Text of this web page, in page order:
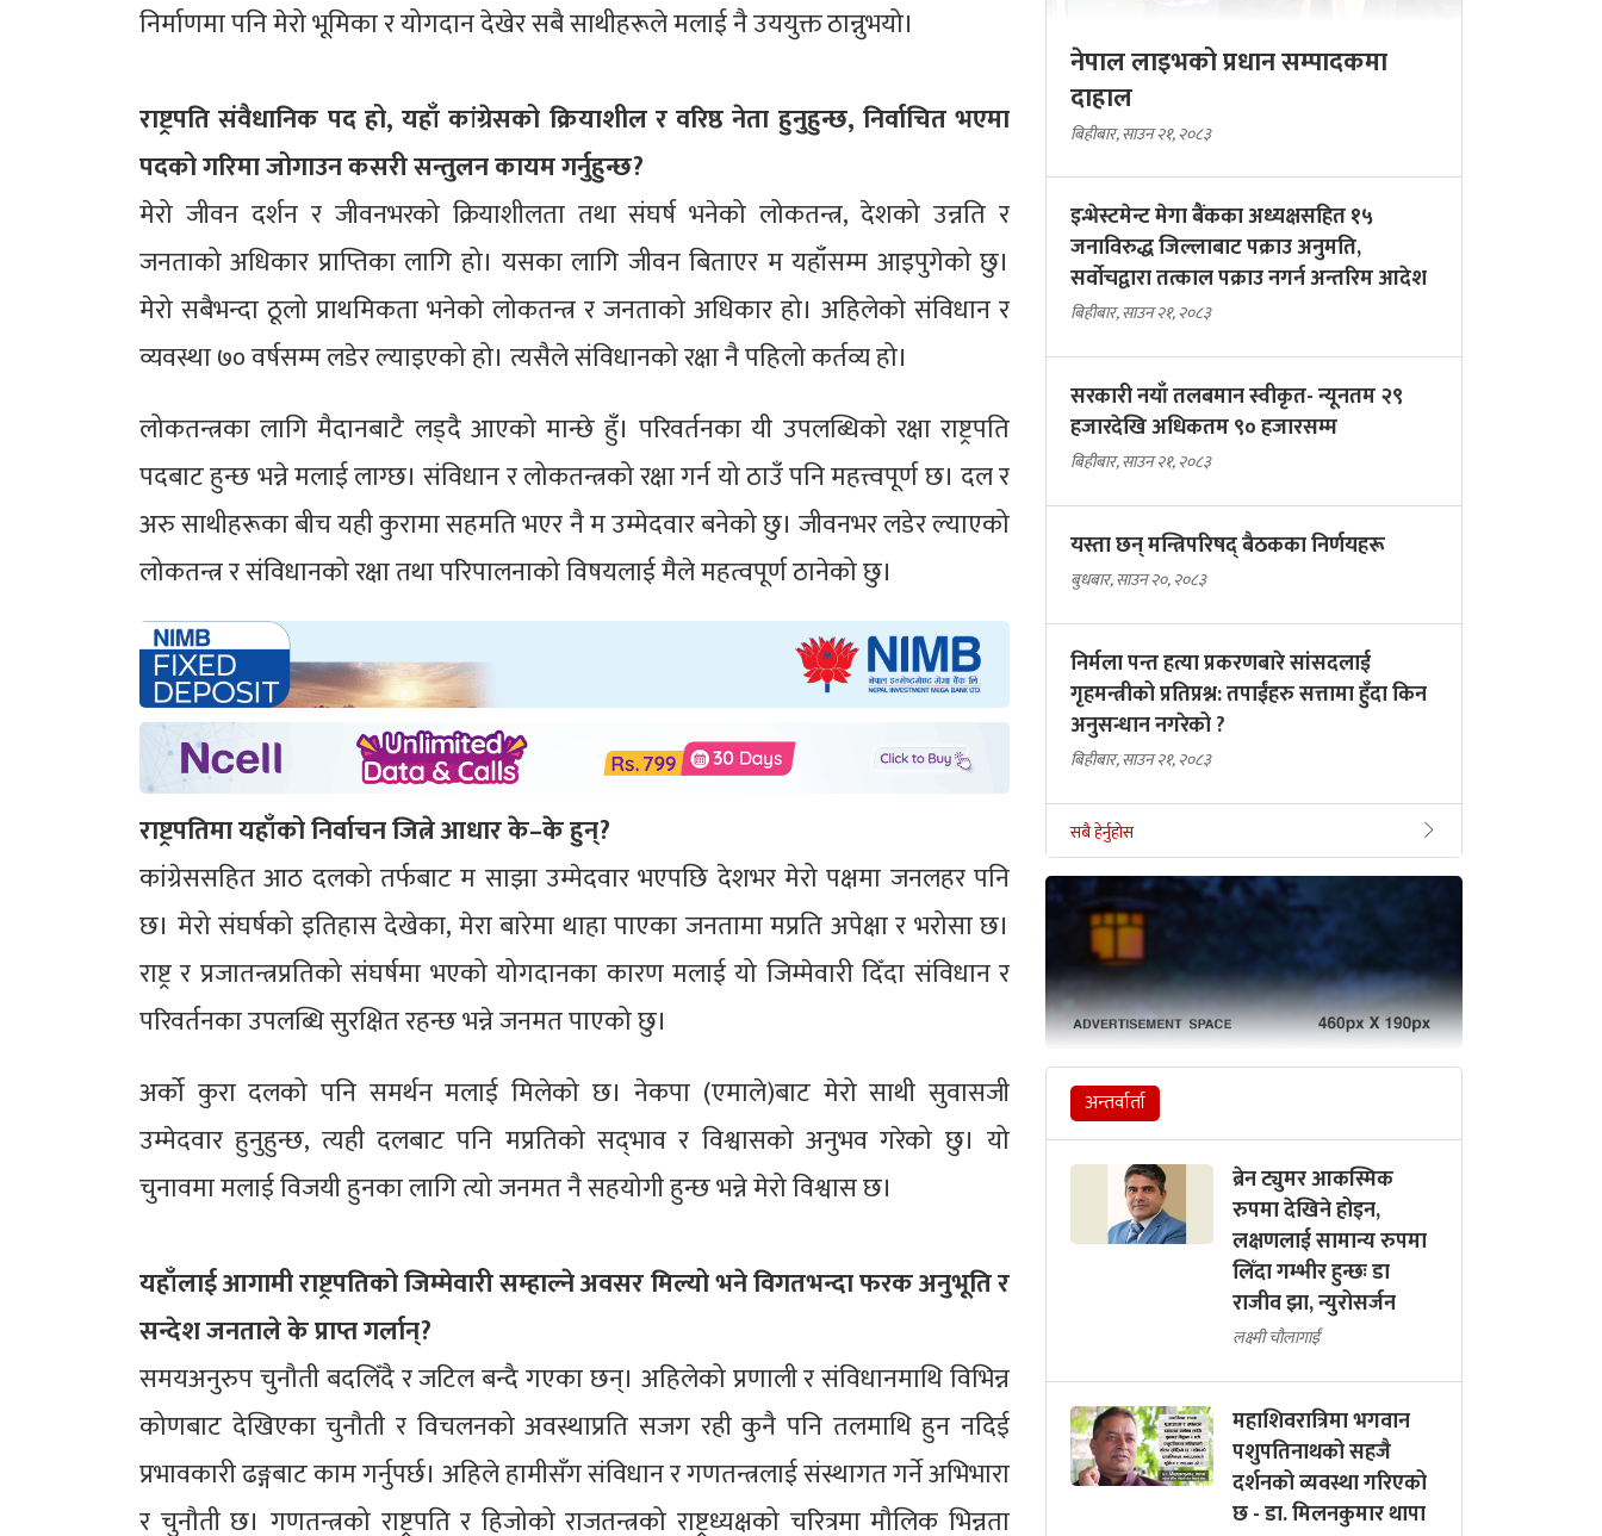
निर्माणमा पनि मेरो भूमिका र योगदान देखेर सबै साथीहरूले मलाई नै उययुक्त ठान्नुभयो।
राष्ट्रपति संवैधानिक पद हो, यहाँ कांग्रेसको क्रियाशील र वरिष्ठ नेता हुनुहुन्छ, निर्वाचित भएमा
पदको गरिमा जोगाउन कसरी सन्तुलन कायम गर्नुहुन्छ?
मेरो जीवन दर्शन र जीवनभरको क्रियाशीलता तथा संघर्ष भनेको लोकतन्त्र, देशको उन्नति र
जनताको अधिकार प्राप्तिका लागि हो। यसका लागि जीवन बिताएर म यहाँसम्म आइपुगेको छु।
मेरो सबैभन्दा ठूलो प्राथमिकता भनेको लोकतन्त्र र जनताको अधिकार हो। अहिलेको संविधान र
व्यवस्था ७० वर्षसम्म लडेर ल्याइएको हो। त्यसैले संविधानको रक्षा नै पहिलो कर्तव्य हो।
लोकतन्त्रका लागि मैदानबाटै लड्दै आएको मान्छे हुँ। परिवर्तनका यी उपलब्धिको रक्षा राष्ट्रपति
पदबाट हुन्छ भन्ने मलाई लाग्छ। संविधान र लोकतन्त्रको रक्षा गर्न यो ठाउँ पनि महत्त्वपूर्ण छ। दल र
अरु साथीहरूका बीच यही कुरामा सहमति भएर नै म उम्मेदवार बनेको छु। जीवनभर लडेर ल्याएको
लोकतन्त्र र संविधानको रक्षा तथा परिपालनाको विषयलाई मैले महत्वपूर्ण ठानेको छु।
राष्ट्रपतिमा यहाँको निर्वाचन जित्ने आधार के–के हुन्?
कांग्रेससहित आठ दलको तर्फबाट म साझा उम्मेदवार भएपछि देशभर मेरो पक्षमा जनलहर पनि
छ। मेरो संघर्षको इतिहास देखेका, मेरा बारेमा थाहा पाएका जनतामा मप्रति अपेक्षा र भरोसा छ।
राष्ट्र र प्रजातन्त्रप्रतिको संघर्षमा भएको योगदानका कारण मलाई यो जिम्मेवारी दिँदा संविधान र
परिवर्तनका उपलब्धि सुरक्षित रहन्छ भन्ने जनमत पाएको छु।
अर्को कुरा दलको पनि समर्थन मलाई मिलेको छ। नेकपा (एमाले)बाट मेरो साथी सुवासजी
उम्मेदवार हुनुहुन्छ, त्यही दलबाट पनि मप्रतिको सद्‌भाव र विश्वासको अनुभव गरेको छु। यो
चुनावमा मलाई विजयी हुनका लागि त्यो जनमत नै सहयोगी हुन्छ भन्ने मेरो विश्वास छ।
यहाँलाई आगामी राष्ट्रपतिको जिम्मेवारी सम्हाल्ने अवसर मिल्यो भने विगतभन्दा फरक अनुभूति र
सन्देश जनताले के प्राप्त गर्लान्?
समयअनुरुप चुनौती बदलिँदै र जटिल बन्दै गएका छन्। अहिलेको प्रणाली र संविधानमाथि विभिन्न
कोणबाट देखिएका चुनौती र विचलनको अवस्थाप्रति सजग रही कुनै पनि तलमाथि हुन नदिई
प्रभावकारी ढङ्गबाट काम गर्नुपर्छ। अहिले हामीसँग संविधान र गणतन्त्रलाई संस्थागत गर्ने अभिभारा
र चुनौती छ। गणतन्त्रको राष्ट्रपति र हिजोको राजतन्त्रको राष्ट्रध्यक्षको चरित्रमा मौलिक भिन्नता
नेपाल लाइभको प्रधान सम्पादकमा
दाहाल
बिहीबार, साउन २१, २०८३
इन्भेस्टमेन्ट मेगा बैंकका अध्यक्षसहित १५
जनाविरुद्ध जिल्लाबाट पक्राउ अनुमति,
सर्वोचद्वारा तत्काल पक्राउ नगर्न अन्तरिम आदेश
बिहीबार, साउन २१, २०८३
सरकारी नयाँ तलबमान स्वीकृत- न्यूनतम २९
हजारदेखि अधिकतम ९० हजारसम्म
बिहीबार, साउन २१, २०८३
यस्ता छन् मन्त्रिपरिषद् बैठकका निर्णयहरू
बुधबार, साउन २०, २०८३
निर्मला पन्त हत्या प्रकरणबारे सांसदलाई
गृहमन्त्रीको प्रतिप्रश्न: तपाईंहरु सत्तामा हुँदा किन
अनुसन्धान नगरेको ?
बिहीबार, साउन २१, २०८३
सबै हेर्नुहोस
अन्तर्वार्ता
ब्रेन ट्युमर आकस्मिक
रुपमा देखिने होइन,
लक्षणलाई सामान्य रुपमा
लिँदा गम्भीर हुन्छः डा
राजीव झा, न्युरोसर्जन
लक्ष्मी चौलागाईं
महाशिवरात्रिमा भगवान
पशुपतिनाथको सहजै
दर्शनको व्यवस्था गरिएको
छ - डा. मिलनकुमार थापा